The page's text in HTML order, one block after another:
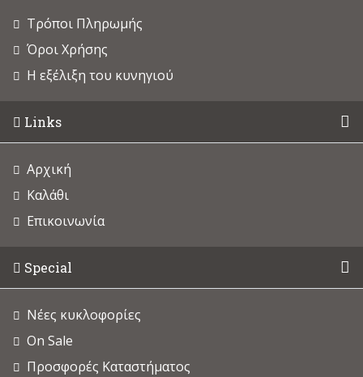
Τρόποι Πληρωμής
Όροι Χρήσης
Η εξέλιξη του κυνηγιού
Links
Αρχική
Καλάθι
Επικοινωνία
Special
Νέες κυκλοφορίες
On Sale
Προσφορές Καταστήματος